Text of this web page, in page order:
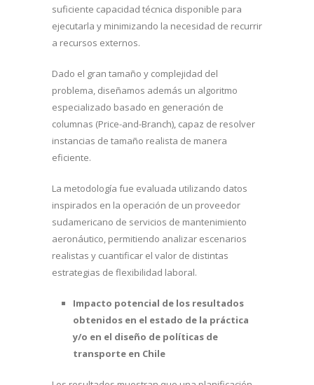
suficiente capacidad técnica disponible para
ejecutarla y minimizando la necesidad de recurrir
a recursos externos.
Dado el gran tamaño y complejidad del
problema, diseñamos además un algoritmo
especializado basado en generación de
columnas (Price-and-Branch), capaz de resolver
instancias de tamaño realista de manera
eficiente.
La metodología fue evaluada utilizando datos
inspirados en la operación de un proveedor
sudamericano de servicios de mantenimiento
aeronáutico, permitiendo analizar escenarios
realistas y cuantificar el valor de distintas
estrategias de flexibilidad laboral.
Impacto potencial de los resultados
obtenidos en el estado de la práctica
y/o en el diseño de políticas de
transporte en Chile